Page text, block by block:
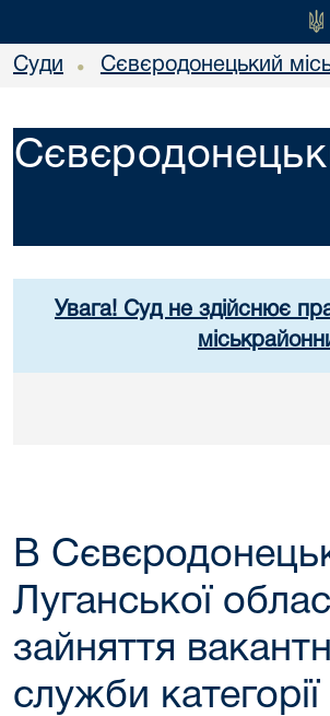
Суди • Сєвєродонецький
Увага! Суд не здійснює
В
Луганської
зайняття
служби